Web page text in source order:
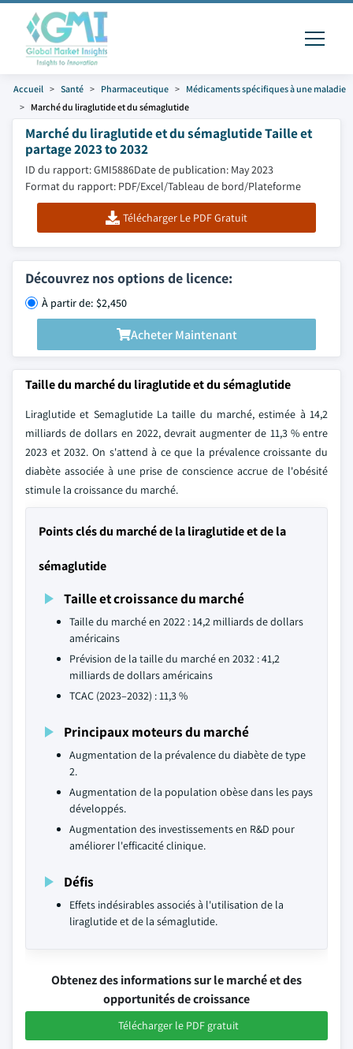
Accueil Santé Pharmaceutique
Médicaments spécifiques à une maladie
Marché du liraglutide et du sémaglutide
Marché du liraglutide et du sémaglutide Taille et
partage 2023 to 2032
ID du rapport: GMI5886Date de publication: May 2023
Format du rapport: PDF/Excel/Tableau de bord/Plateforme
Télécharger Le PDF Gratuit
Découvrez nos options de licence:
À partir de: $2,450
Acheter Maintenant
Taille du marché du liraglutide et du sémaglutide
Liraglutide et Semaglutide La taille du marché, estimée à 14,2
milliards de dollars en 2022, devrait augmenter de 11,3 % entre
2023 et 2032. On s'attend à ce que la prévalence croissante du
diabète associée à une prise de conscience accrue de l'obésité
stimule la croissance du marché.
Points clés du marché de la liraglutide et de la
sémaglutide
Taille et croissance du marché
Taille du marché en 2022 : 14,2 milliards de dollars
américains
Prévision de la taille du marché en 2032 : 41,2
milliards de dollars américains
TCAC (2023–2032) : 11,3 %
Principaux moteurs du marché
Augmentation de la prévalence du diabète de type
2.
Augmentation de la population obèse dans les pays
développés.
Augmentation des investissements en R&D pour
améliorer l'efficacité clinique.
Défis
Effets indésirables associés à l'utilisation de la
liraglutide et de la sémaglutide.
Obtenez des informations sur le marché et des
opportunités de croissance
Télécharger le PDF gratuit